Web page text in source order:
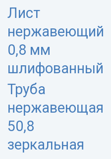
Лист
нержавеющий
0,8 мм
шлифованный
Труба
нержавеющая
50,8
зеркальная